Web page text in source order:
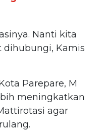
Nanti kita
dihubungi, Kamis
Parepare, M
meningkatkan
agar